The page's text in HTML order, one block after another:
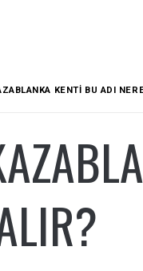
KENTI BU ADI